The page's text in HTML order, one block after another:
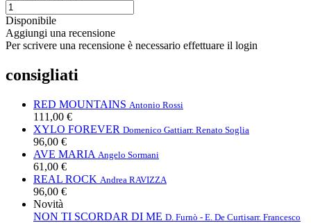
Disponibile
Aggiungi una recensione
Per scrivere una recensione è necessario effettuare il login
consigliati
RED MOUNTAINS Antonio Rossi
111,00 €
XYLO FOREVER Domenico Gattiarr. Renato Soglia
96,00 €
AVE MARIA Angelo Sormani
61,00 €
REAL ROCK Andrea RAVIZZA
96,00 €
Novità
NON TI SCORDAR DI ME D. Furnò - E. De Curtisarr. Francesco